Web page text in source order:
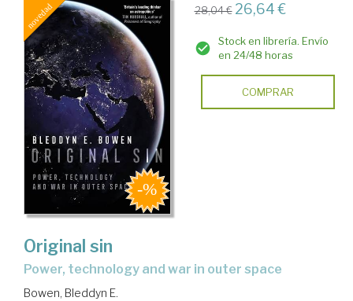
Obras
generales
28,04 € 26,64 €
Stock en librería. Envío
en 24/48 horas
COMPRAR
Original sin
power, technology and war in outer space
Bowen, Bleddyn E.